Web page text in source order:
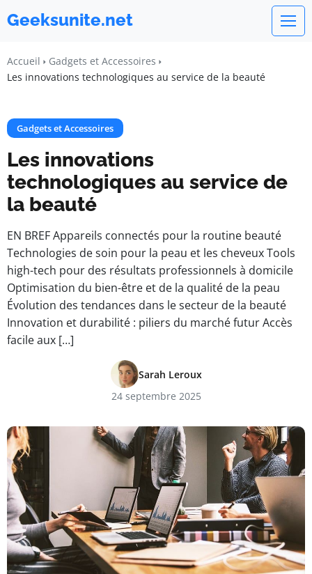
Geeksunite.net
Accueil
Gadgets et Accessoires
Les innovations technologiques au service de la beauté
Gadgets et Accessoires
Les innovations
technologiques au service de
la beauté
EN BREF Appareils connectés pour la routine beauté
Technologies de soin pour la peau et les cheveux Tools
high-tech pour des résultats professionnels à domicile
Optimisation du bien-être et de la qualité de la peau
Évolution des tendances dans le secteur de la beauté
Innovation et durabilité : piliers du marché futur Accès
facile aux […]
Sarah Leroux
24 septembre 2025